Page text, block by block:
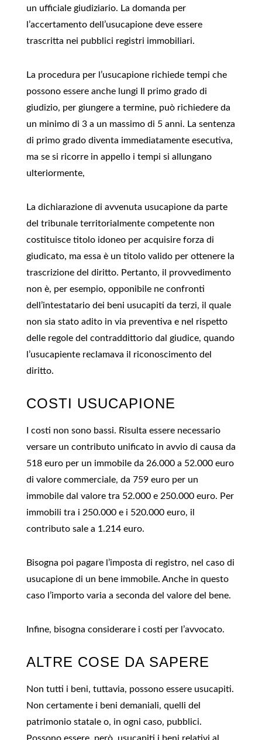
un ufficiale giudiziario. La domanda per
l’accertamento dell’usucapione deve essere
trascritta nei pubblici registri immobiliari.
La procedura per l’usucapione richiede tempi che
possono essere anche lungi Il primo grado di
giudizio, per giungere a termine, può richiedere da
un minimo di 3 a un massimo di 5 anni. La sentenza
di primo grado diventa immediatamente esecutiva,
ma se si ricorre in appello i tempi si allungano
ulteriormente,
La dichiarazione di avvenuta usucapione da parte
del tribunale territorialmente competente non
costituisce titolo idoneo per acquisire forza di
giudicato, ma essa è un titolo valido per ottenere la
trascrizione del diritto. Pertanto, il provvedimento
non è, per esempio, opponibile ne confronti
dell’intestatario dei beni usucapiti da terzi, il quale
non sia stato adito in via preventiva e nel rispetto
delle regole del contraddittorio dal giudice, quando
l’usucapiente reclamava il riconoscimento del
diritto.
COSTI USUCAPIONE
I costi non sono bassi. Risulta essere necessario
versare un contributo unificato in avvio di causa da
518 euro per un immobile da 26.000 a 52.000 euro
di valore commerciale, da 759 euro per un
immobile dal valore tra 52.000 e 250.000 euro. Per
immobili tra i 250.000 e i 520.000 euro, il
contributo sale a 1.214 euro.
Bisogna poi pagare l’imposta di registro, nel caso di
usucapione di un bene immobile. Anche in questo
caso l’importo varia a seconda del valore del bene.
Infine, bisogna considerare i costi per l’avvocato.
ALTRE COSE DA SAPERE
Non tutti i beni, tuttavia, possono essere usucapiti.
Non certamente i beni demaniali, quelli del
patrimonio statale o, in ogni caso, pubblici.